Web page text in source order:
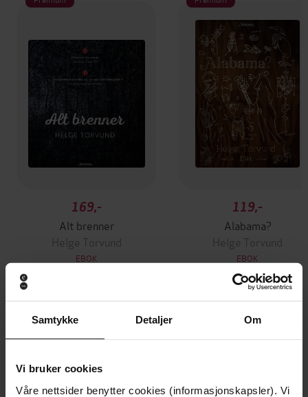
Samtykke Detaljer Om
Vi bruker cookies
Våre nettsider benytter cookies (informasjonskapsler). Vi
169,-
Alt brenner
Helge Torvund
EBOK
119,-
Alabama?
Helge Torvund
EBOK
Andre har også kjøpt
Premium